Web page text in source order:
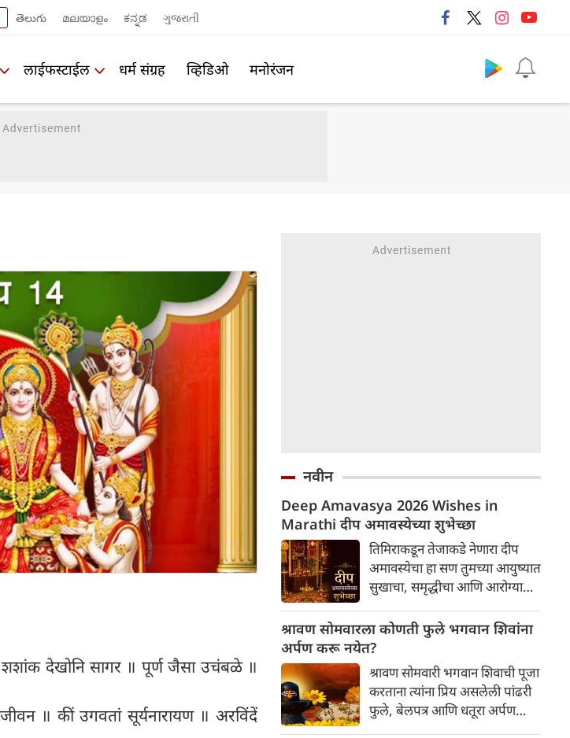
తెలుగు മലയാളം ಕನ್ನಡ ગુજરાતી
लाईफस्टाईल धर्म संग्रह व्हिडिओ मनोरंजन
देखोनि सागर ॥ पूर्ण जैसा उचंबळे ॥
॥ कीं उगवतां सूर्यनारायण ॥ अरविंदें
नवीन
Deep Amavasya 2026 Wishes in
Marathi दीप अमावस्येच्या शुभेच्छा
तिमिराकडून तेजाकडे नेणारा दीप
अमावस्येचा हा सण तुमच्या आयुष्यात
सुखाचा, समृद्धीचा आणि आरोग्याचा
अमावस्येच्या मनःपूर्वक शुभेच्छा!
श्रावण सोमवारला कोणती फुले भगवान शिवांना
अर्पण करू नयेत?
श्रावण सोमवारी भगवान शिवाची पूजा
करताना त्यांना प्रिय असलेली पांढरी
फुले, बेलपत्र आणि धतूरा अर्पण